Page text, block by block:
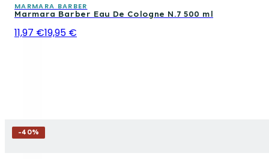
MARMARA BARBER
Marmara Barber Eau De Cologne N.7 500 ml
11,97 €19,95 €
-40%